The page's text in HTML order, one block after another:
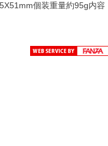
個装重量約95g内容